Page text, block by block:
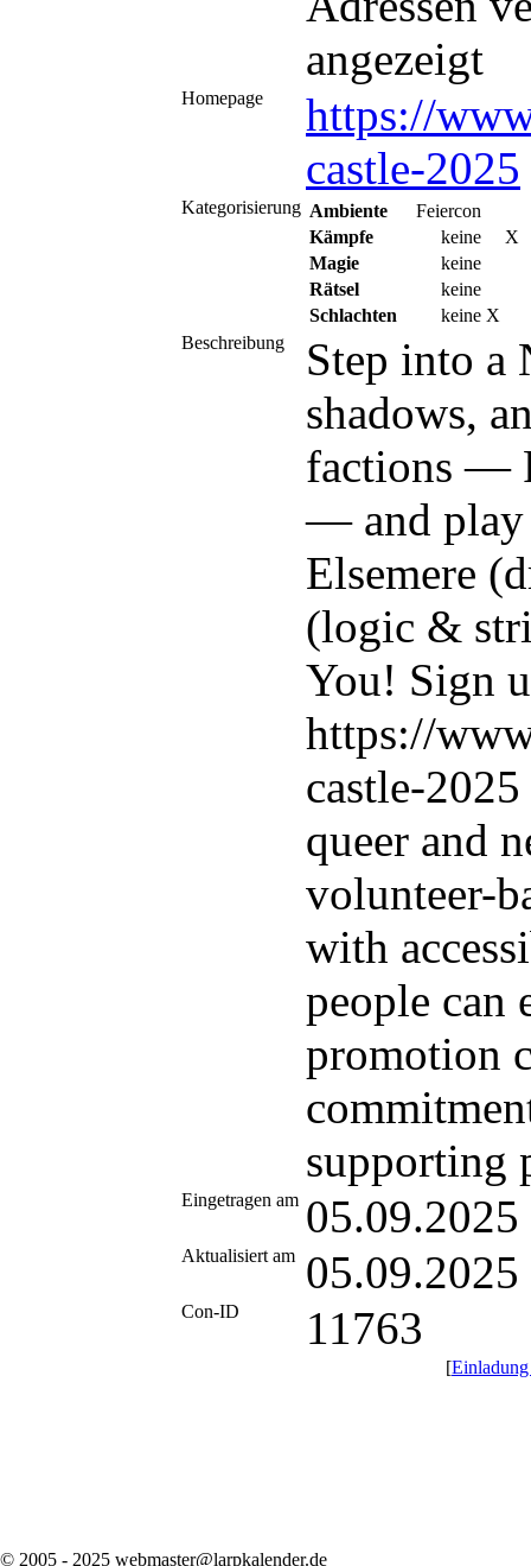
angezeigt
Homepage
https://
castle-2025
Kategorisierung Ambiente
Feiercon
Kämpfe
keine
X
Magie
keine
Rätsel
keine
Schlachten
keine X
Beschreibung
Step into a
shadows,
factions —
— and play
Elsemere
(logic &
You! Sign
https://
castle-
queer and
volunteer-
with
people can
promotion
supporting
Eingetragen am
Aktualisiert am
Con-ID 11763
[
© 2005 - 2025 webmaster@larpkalender.de